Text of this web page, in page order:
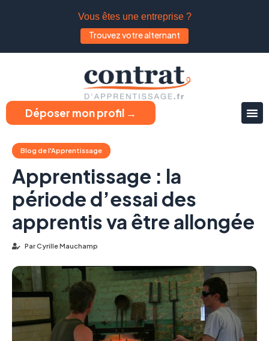
Vous êtes une entreprise ?
Trouvez votre alternant
Déposer mon profil →
Blog de l'Apprentissage
Apprentissage : la
période d’essai des
apprentis va être allongée
ParCyrille Mauchamp